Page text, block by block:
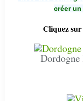
créer
Cliquez sur